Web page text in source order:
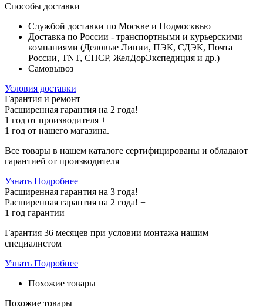
Способы доставки
Службой доставки по Москве и Подмосквью
Доставка по России - транспортными и курьерскими
компаниями (Деловые Линии, ПЭК, СДЭК, Почта
России, TNT, СПСР, ЖелДорЭкспедиция и др.)
Самовывоз
Условия доставки
Гарантия и ремонт
Расширенная гарантия на 2 года!
1 год от производителя +
1 год от нашего магазина.
Все товары в нашем каталоге сертифицированы и обладают
гарантией от производителя
Узнать Подробнее
Расширенная гарантия на 3 года!
Расширенная гарантия на 2 года! +
1 год гарантии
Гарантия 36 месяцев при условии монтажа нашим
специалистом
Узнать Подробнее
Похожие товары
Похожие товары